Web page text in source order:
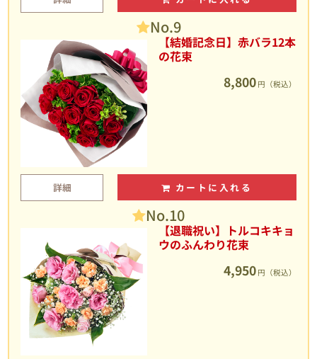
No.9
【結婚記念日】赤バラ12本
の花束
8,800 円（税込）
詳細 カートに入れる
No.10
【退職祝い】トルコキキョ
ウのふんわり花束
4,950 円（税込）